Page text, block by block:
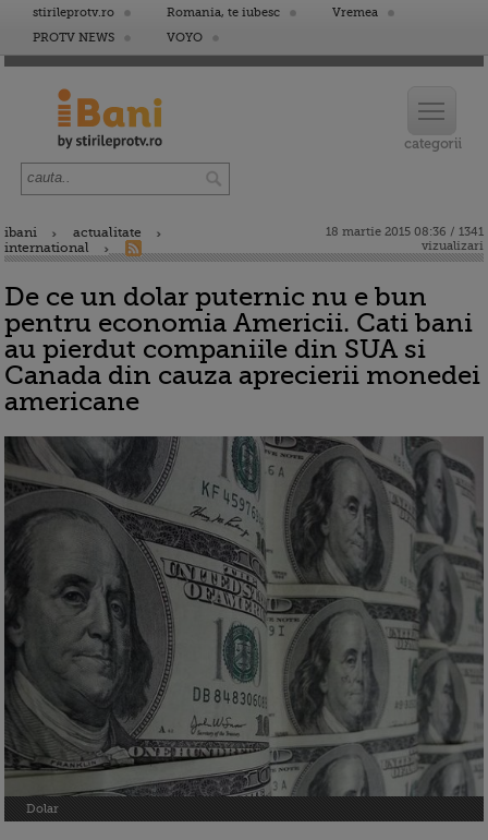
stirileprotv.ro Romania, te iubesc
Vremea
PROTV NEWS
VOYO
ibani
actualitate
international
18 martie 2015 08:36 / 1341
vizualizari
De ce un dolar puternic nu e bun
pentru economia Americii. Cati bani
au pierdut companiile din SUA si
Canada din cauza aprecierii monedei
americane
Dolar